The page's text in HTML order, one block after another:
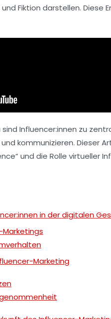
Fiktion darstellen. Diese
Influencer:innen zu
kommunizieren. Dieser
und die Rolle virtueller
in der digitalen
Marketing